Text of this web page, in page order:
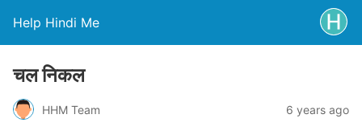
Help Hindi Me
चल निकल
HHM Team 6 years ago